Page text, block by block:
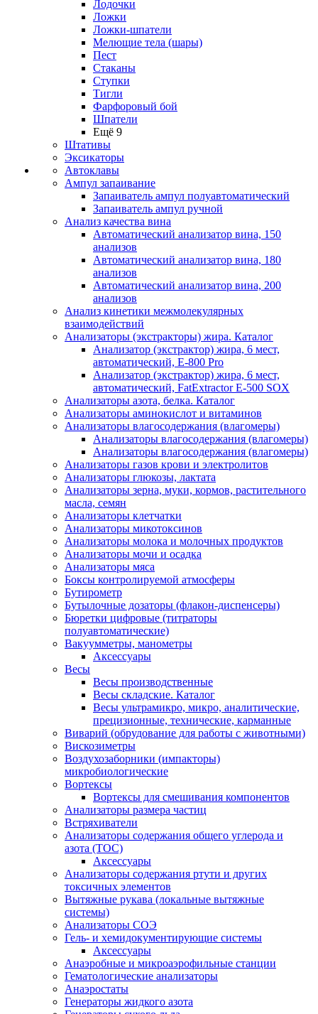
Лодочки
Ложки
Ложки-шпатели
Мелющие тела (шары)
Пест
Стаканы
Ступки
Тигли
Фарфоровый бой
Шпатели
Ещё 9
Штативы
Эксикаторы
Автоклавы
Ампул запаивание
Запаиватель ампул полуавтоматический
Запаиватель ампул ручной
Анализ качества вина
Автоматический анализатор вина, 150
анализов
Автоматический анализатор вина, 180
анализов
Автоматический анализатор вина, 200
анализов
Анализ кинетики межмолекулярных
взаимодействий
Анализаторы (экстракторы) жира. Каталог
Анализатор (экстрактор) жира, 6 мест,
автоматический, E-800 Pro
Анализатор (экстрактор) жира, 6 мест,
автоматический, FatExtractor E-500 SOX
Анализаторы азота, белка. Каталог
Анализаторы аминокислот и витаминов
Анализаторы влагосодержания (влагомеры)
Анализаторы влагосодержания (влагомеры)
Анализаторы влагосодержания (влагомеры)
Анализаторы газов крови и электролитов
Анализаторы глюкозы, лактата
Анализаторы зерна, муки, кормов, растительного
масла, семян
Анализаторы клетчатки
Анализаторы микотоксинов
Анализаторы молока и молочных продуктов
Анализаторы мочи и осадка
Анализаторы мяса
Боксы контролируемой атмосферы
Бутирометр
Бутылочные дозаторы (флакон-диспенсеры)
Бюретки цифровые (титраторы
полуавтоматические)
Вакуумметры, манометры
Аксессуары
Весы
Весы производственные
Весы складские. Каталог
Весы ультрамикро, микро, аналитические,
прецизионные, технические, карманные
Виварий (обрудование для работы с животными)
Вискозиметры
Воздухозаборники (импакторы)
микробиологические
Вортексы
Вортексы для смешивания компонентов
Анализаторы размера частиц
Встряхиватели
Анализаторы содержания общего углерода и
азота (ТОС)
Аксессуары
Анализаторы содержания ртути и других
токсичных элементов
Вытяжные рукава (локальные вытяжные
системы)
Анализаторы СОЭ
Гель- и хемидокументирующие системы
Аксессуары
Анаэробные и микроаэрофильные станции
Гематологические анализаторы
Анаэростаты
Генераторы жидкого азота